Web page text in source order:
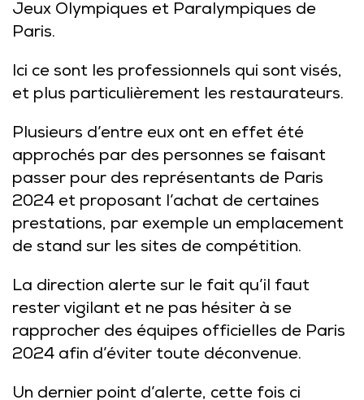
Jeux Olympiques et Paralympiques de
Paris.
Ici ce sont les professionnels qui sont visés,
et plus particulièrement les restaurateurs.
Plusieurs d’entre eux ont en effet été
approchés par des personnes se faisant
passer pour des représentants de Paris
2024 et proposant l’achat de certaines
prestations, par exemple un emplacement
de stand sur les sites de compétition.
La direction alerte sur le fait qu’il faut
rester vigilant et ne pas hésiter à se
rapprocher des équipes officielles de Paris
2024 afin d’éviter toute déconvenue.
Un dernier point d’alerte, cette fois ci